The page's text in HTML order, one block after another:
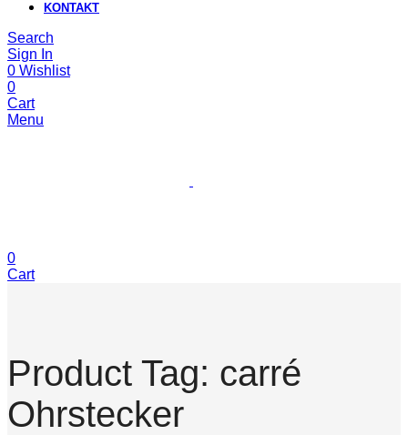
KONTAKT
Search
Sign In
0 Wishlist
0
Cart
Menu
0
Cart
Product Tag: carré
Ohrstecker